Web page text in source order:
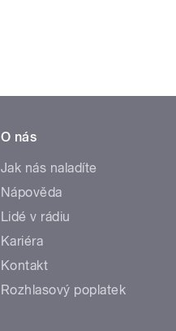
O nás
Jak nás naladíte
Nápověda
Lidé v rádiu
Kariéra
Kontakt
Rozhlasový poplatek